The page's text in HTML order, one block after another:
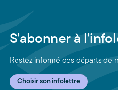
S'abonner à
Restez informé des départs de
Choisir son infolettre